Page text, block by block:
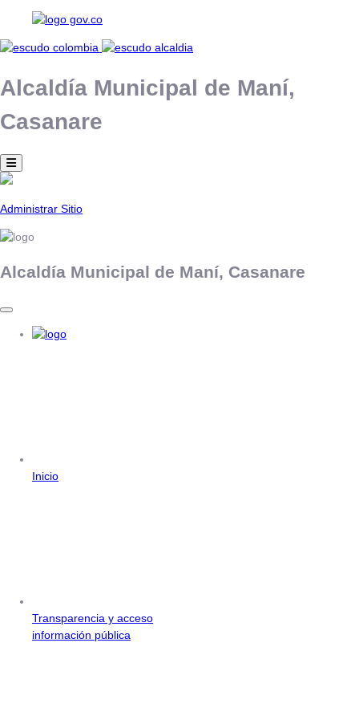
Alcaldía Municipal de Maní,
Casanare
Administrar Sitio
Alcaldía Municipal de Maní, Casanare
Inicio
Transparencia y acceso
información pública